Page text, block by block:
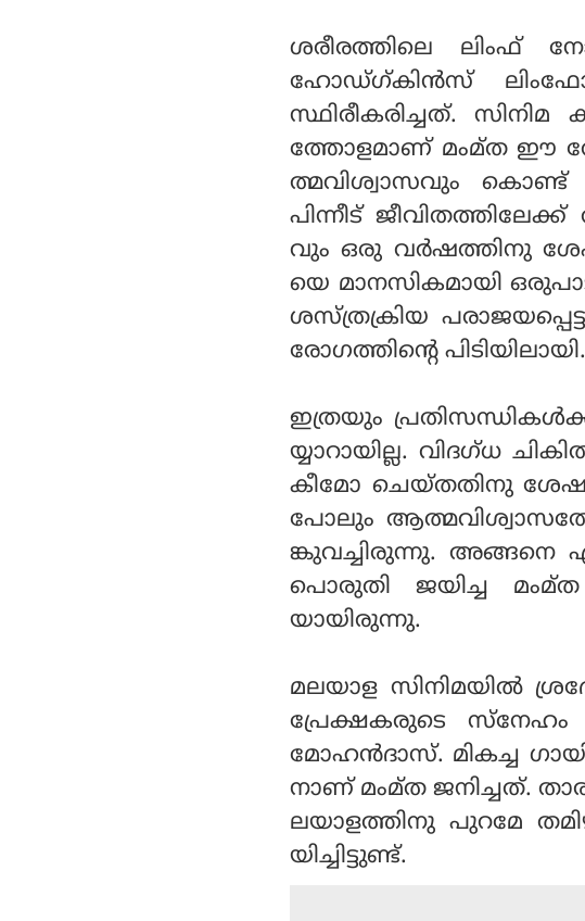
ശരീരത്തിലെ ലിംഫ്
ഹോഡ്ഗ്കിന്‍സ്
സ്ഥിരീകരിച്ചത്.
ത്തോളമാണ് മംമ്ത ഈ
ത്മവിശ്വാസവും കൊണ്ട്
പിന്നീട്
വും ഒരു വര്‍ഷത്തിനു
യെ മാനസികമായി
ശസ്ത്രക്രിയ
രോഗത്തിന്റെ പിടിയിലായി.
ഇത്രയും
യ്യാറായില്ല. വിദഗ്ധ
കീമോ ചെയ്തതിനു
പോലും
ങ്കുവച്ചിരുന്നു. അങ്ങനെ
പൊരുതി ജയിച്ച
യായിരുന്നു.
മലയാള സിനിമയില്‍
പ്രേക്ഷകരുടെ സ്‌നേഹം
മോഹന്‍ദാസ്. മികച്ച
നാണ് മംമ്ത ജനിച്ചത്.
ലയാളത്തിനു പുറമേ
യിച്ചിട്ടുണ്ട്.